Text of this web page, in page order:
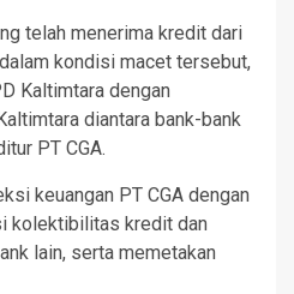
telah menerima kredit dari
kondisi macet tersebut,
Kaltimtara dengan
diantara bank-bank
PT CGA.
keuangan PT CGA dengan
kolektibilitas kredit dan
lain, serta memetakan